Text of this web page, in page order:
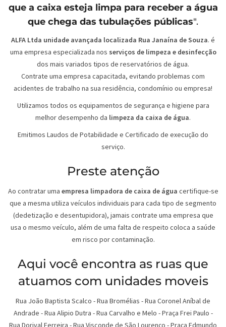
que a caixa esteja limpa para receber a água
que chega das tubulações públicas".
ALFA Ltda unidade avançada localizada Rua Janaína de Souza. é
uma empresa especializada nos serviços de limpeza e desinfecção
dos mais variados tipos de reservatórios de água.
Contrate uma empresa capacitada, evitando problemas com
acidentes de trabalho na sua residência, condomínio ou empresa!
Utilizamos todos os equipamentos de segurança e higiene para
melhor desempenho da limpeza da caixa de água.
Emitimos Laudos de Potabilidade e Certificado de execução do
serviço.
Preste atenção
Ao contratar uma empresa limpadora de caixa de água certifique-se
que a mesma utiliza veículos individuais para cada tipo de segmento
(dedetização e desentupidora), jamais contrate uma empresa que
usa o mesmo veículo, além de uma falta de respeito coloca a saúde
em risco por contaminação.
Aqui você encontra as ruas que
atuamos com unidades moveis
Rua João Baptista Scalco -Rua Bromélias -Rua Coronel Aníbal de
Andrade -Rua Alipio Dutra -Rua Carvalho e Melo -Praça Frei Paulo -
Rua Dorival Ferreira -Rua Visconde de São Lourenço -Praça Edmundo